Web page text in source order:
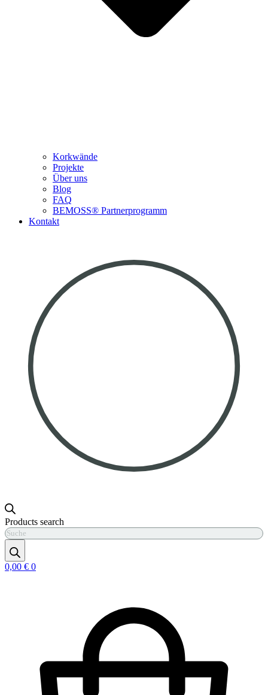
Korkwände
Projekte
Über uns
Blog
FAQ
BEMOSS® Partnerprogramm​
Kontakt
Products search
0,00 € 0